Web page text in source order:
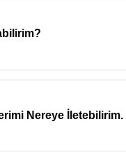
Nereye İletebilirim.